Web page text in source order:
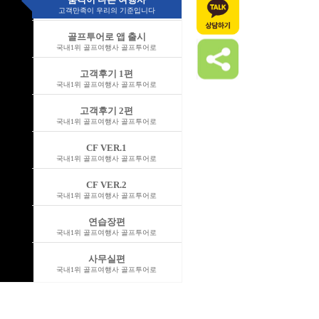
고객만족이 우리의 기준입니다
골프투어로 앱 출시
국내1위 골프여행사 골프투어로
고객후기 1편
국내1위 골프여행사 골프투어로
고객후기 2편
국내1위 골프여행사 골프투어로
CF VER.1
국내1위 골프여행사 골프투어로
CF VER.2
국내1위 골프여행사 골프투어로
연습장편
국내1위 골프여행사 골프투어로
사무실편
국내1위 골프여행사 골프투어로